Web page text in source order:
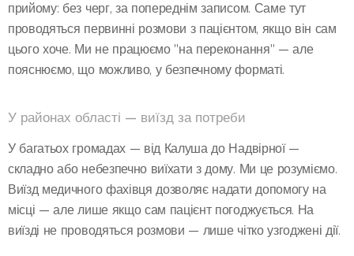
прийому: без черг, за попереднім записом. Саме тут
проводяться первинні розмови з пацієнтом, якщо він сам
цього хоче. Ми не працюємо "на переконання" — але
пояснюємо, що можливо, у безпечному форматі.
У районах області — виїзд за потреби
У багатьох громадах — від Калуша до Надвірної —
складно або небезпечно виїхати з дому. Ми це розуміємо.
Виїзд медичного фахівця дозволяє надати допомогу на
місці — але лише якщо сам пацієнт погоджується. На
виїзді не проводяться розмови — лише чітко узгоджені дії.